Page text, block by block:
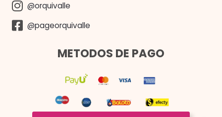
@orquivalle
@pageorquivalle
METODOS DE PAGO